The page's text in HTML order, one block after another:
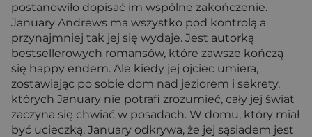
postanowiło dopisać im wspólne zakończenie.
January Andrews ma wszystko pod kontrolą a
przynajmniej tak jej się wydaje. Jest autorką
bestsellerowych romansów, które zawsze kończą
się happy endem. Ale kiedy jej ojciec umiera,
zostawiając po sobie dom nad jeziorem i sekrety,
których January nie potrafi zrozumieć, cały jej świat
zaczyna się chwiać w posadach. W domu, który miał
być ucieczką, January odkrywa, że jej sąsiadem jest